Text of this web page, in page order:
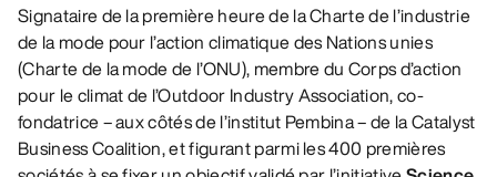
Signataire de la première heure de la Charte de l’industrie
de la mode pour l’action climatique des Nations unies
(Charte de la mode de l’ONU), membre du Corps d’action
pour le climat de l’Outdoor Industry Association, co-
fondatrice – aux côtés de l’institut Pembina – de la Catalyst
Business Coalition, et figurant parmi les 400 premières